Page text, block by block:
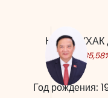
НГУЕН
составил
Год рождения: